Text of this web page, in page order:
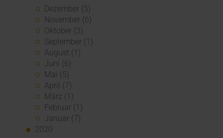
Dezember (5)
November (6)
Oktober (3)
September (1)
August (1)
Juni (6)
Mai (5)
April (7)
März (1)
Februar (1)
Januar (7)
2020